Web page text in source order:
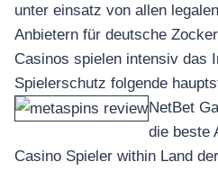
อุปกรณ์เพื่อความบันเทิง
หูฟัง
ลำโพง
โทรทัศน์
สินค้าตามแบรนด์
unter einsatz von allen
Anbietern für deutsche
Casinos spielen intensiv das
Spielerschutz folgende
NetBet
die beste
Casino Spieler within Land